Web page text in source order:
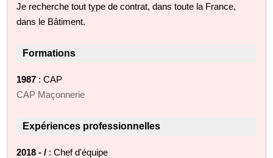
Je recherche tout type de contrat, dans toute la France,
dans le Bâtiment.
Formations
1987 : CAP
CAP Maçonnerie
Expériences professionnelles
2018 - / : Chef d'équipe